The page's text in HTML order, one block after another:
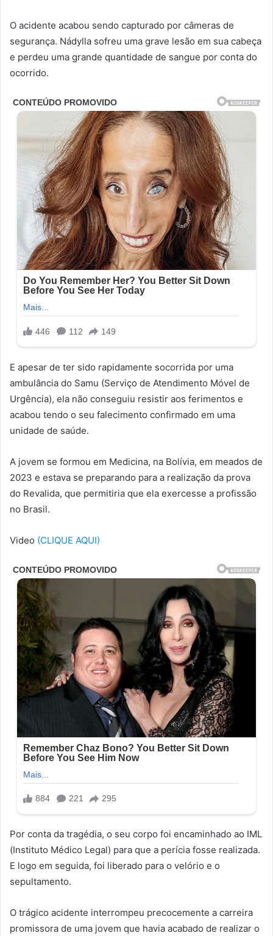
O acidente acabou sendo capturado por câmeras de
segurança. Nádylla sofreu uma grave lesão em sua cabeça
e perdeu uma grande quantidade de sangue por conta do
ocorrido.
E apesar de ter sido rapidamente socorrida por uma
ambulância do Samu (Serviço de Atendimento Móvel de
Urgência), ela não conseguiu resistir aos ferimentos e
acabou tendo o seu falecimento confirmado em uma
unidade de saúde.
A jovem se formou em Medicina, na Bolívia, em meados de
2023 e estava se preparando para a realização da prova
do Revalida, que permitiria que ela exercesse a profissão
no Brasil.
Video (CLIQUE AQUI)
Por conta da tragédia, o seu corpo foi encaminhado ao IML
(Instituto Médico Legal) para que a perícia fosse realizada.
E logo em seguida, foi liberado para o velório e o
sepultamento.
O trágico acidente interrompeu precocemente a carreira
promissora de uma jovem que havia acabado de realizar o